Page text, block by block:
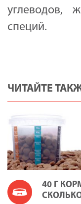
углеводов,
специй.
ЧИТАЙТЕ
40 Г